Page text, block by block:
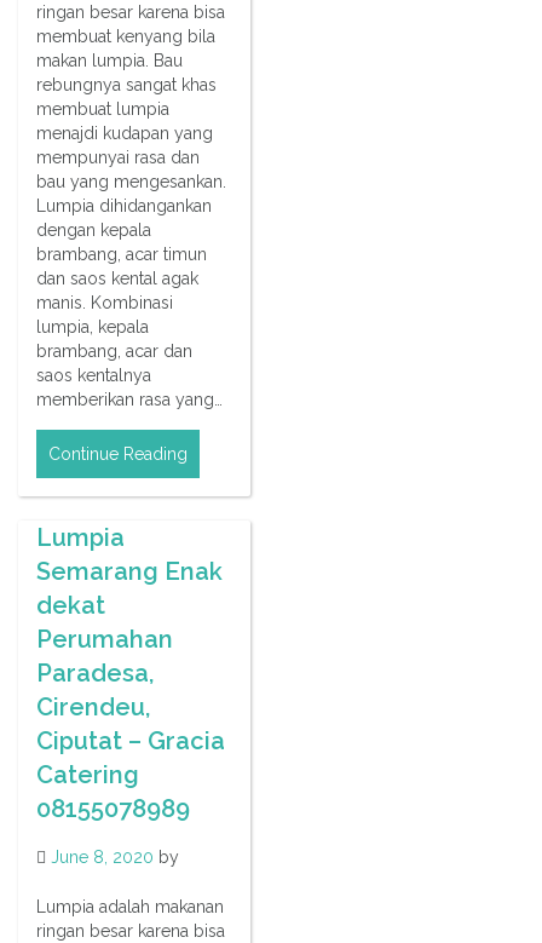
ringan besar karena bisa
membuat kenyang bila
makan lumpia. Bau
rebungnya sangat khas
membuat lumpia
menajdi kudapan yang
mempunyai rasa dan
bau yang mengesankan.
Lumpia dihidangankan
dengan kepala
brambang, acar timun
dan saos kental agak
manis. Kombinasi
lumpia, kepala
brambang, acar dan
saos kentalnya
memberikan rasa yang…
Continue Reading
Lumpia
Semarang Enak
dekat
Perumahan
Paradesa,
Cirendeu,
Ciputat – Gracia
Catering
08155078989
June 8, 2020 by
Lumpia adalah makanan
ringan besar karena bisa